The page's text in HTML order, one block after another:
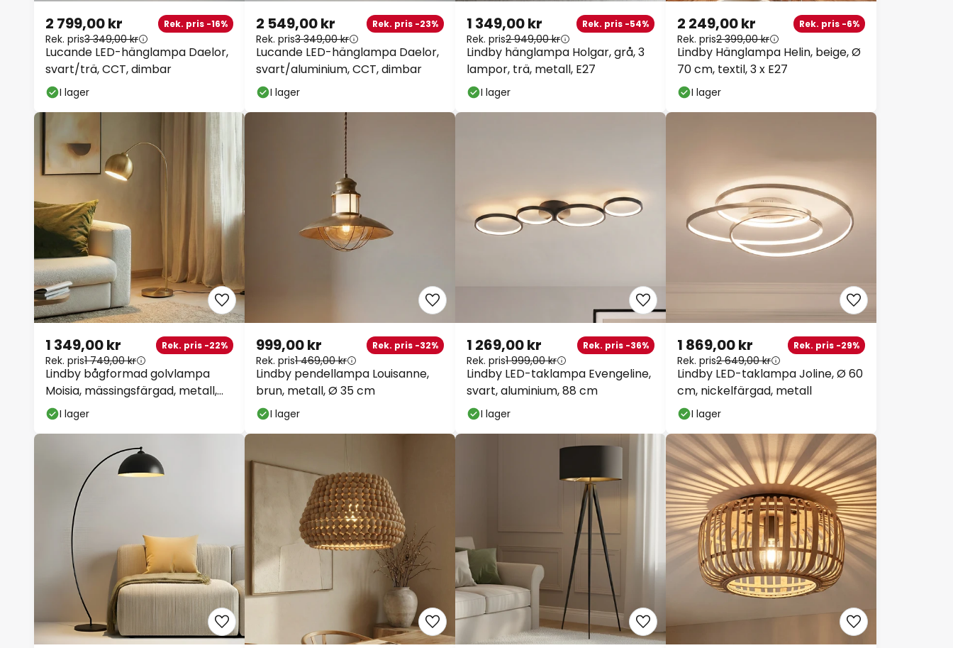
Lucande LED-hänglampa Daelor,
svart/trä, CCT, dimbar
2 799,00 kr Rek. pris -16%
Rek. pris3 349,00 kr
I lager
Lucande LED-hänglampa Daelor,
svart/aluminium, CCT, dimbar
2 549,00 kr Rek. pris -23%
Rek. pris3 349,00 kr
I lager
Lindby hänglampa Holgar, grå, 3
lampor, trä, metall, E27
1 349,00 kr Rek. pris -54%
Rek. pris2 949,00 kr
I lager
Lindby Hänglampa Helin, beige, Ø
70 cm, textil, 3 x E27
2 249,00 kr Rek. pris -6%
Rek. pris2 399,00 kr
I lager
Lindby bågformad golvlampa
Moisia, mässingsfärgad, metall,
148 cm
1 349,00 kr Rek. pris -22%
Rek. pris1 749,00 kr
I lager
Lindby pendellampa Louisanne,
brun, metall, Ø 35 cm
999,00 kr Rek. pris -32%
Rek. pris1 469,00 kr
I lager
Lindby LED-taklampa Evengeline,
svart, aluminium, 88 cm
1 269,00 kr Rek. pris -36%
Rek. pris1 999,00 kr
I lager
Lindby LED-taklampa Joline, Ø 60
cm, nickelfärgad, metall
1 869,00 kr Rek. pris -29%
Rek. pris2 649,00 kr
I lager